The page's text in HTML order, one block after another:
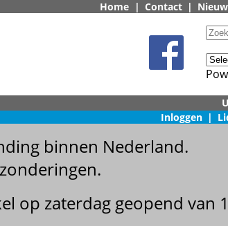
Home | Contact |
Inloggen |
binnen Nederland.
op zaterdag geopend van